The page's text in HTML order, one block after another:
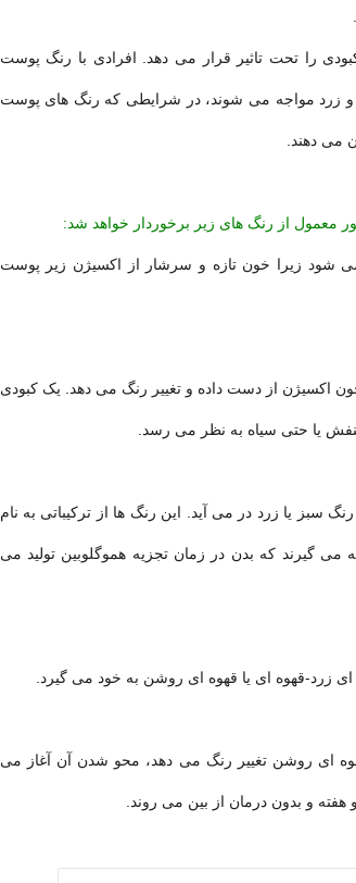
را تحت تاثیر قرار می دهد. افرادی با رنگ پوست
و زرد مواجه می شوند، در شرایطی که رنگ های پوست
می دهند.
معمول از رنگ های زیر برخوردار خواهد شد:
شود زیرا خون تازه و سرشار از اکسیژن زیر پوست
حدود 1 تا 2 روز، خون اکسیژن از دست داده و تغییر رنگ می دهد. یک کبودی
یا حتی سیاه به نظر می رسد.
کبودی به رنگ سبز یا زرد در می آید. این رنگ ها از ترکیباتی به نام
می گیرند که بدن در زمان تجزیه هموگلوبین تولید می
ای روشن تغییر رنگ می دهد، محو شدن آن آغاز می
و بدون درمان از بین می روند.